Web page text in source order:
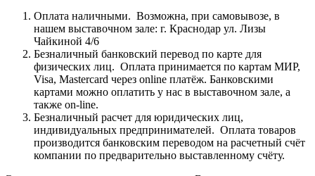
Оплата наличными. Возможна, при самовывозе, в
нашем выставочном зале: г. Краснодар ул. Лизы
Чайкиной 4/6
Безналичный банковский перевод по карте для
физических лиц. Оплата принимается по картам МИР,
Visa, Mastercard через online платёж. Банковскими
картами можно оплатить у нас в выставочном зале, а
также on-line.
Безналичный расчет для юридических лиц,
индивидуальных предпринимателей. Оплата товаров
производится банковским переводом на расчетный счёт
компании по предварительно выставленному счёту.